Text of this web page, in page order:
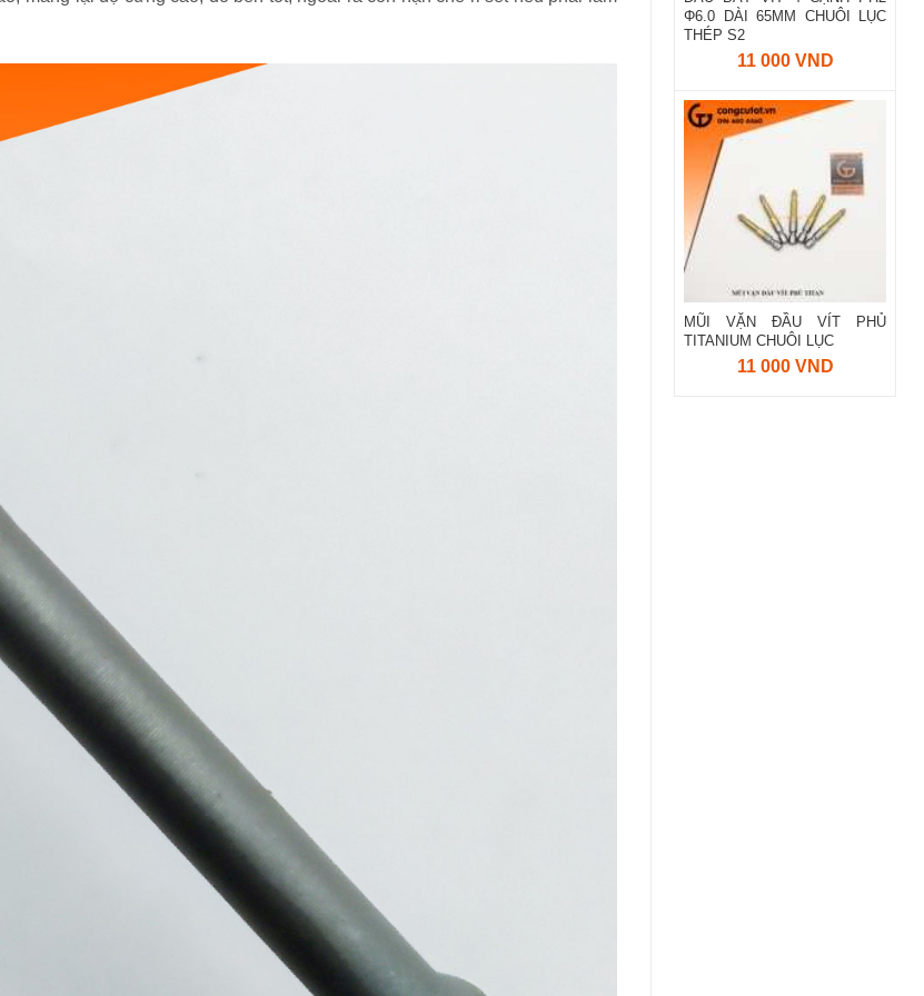
Φ6.0 DÀI 65MM CHUÔI LỤC
THÉP S2
11 000 VND
MŨI VẶN ĐẦU VÍT PHỦ
TITANIUM CHUÔI LỤC
11 000 VND